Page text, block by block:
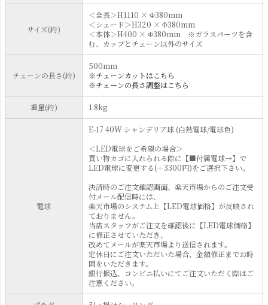
サイズ(約)
＜全長＞H1110 × Φ380mm
＜シェード＞H320 × Φ380mm
＜本体＞H400 × Φ380mm ※ガラスパーツを含
む、カップとチェーン以外のサイズ
チェーンの長さ(約)
500mm
※チェーンカットはこちら
※チェーンの長さ調整はこちら
重量(約) 1.8kg
電球
E-17 40W シャンデリア球 (白熱電球/電球色)
＜LED電球をご希望の場合＞
買い物カゴに入れられる際に【■付属電球→】で
LED電球に変更する(＋3300円)をご選択下さい。
決済時のご注文確認画面、楽天市場からのご注文受
付メール配信時には、
楽天市場のシステム上【LED電球価格】が反映され
ておりません。
当店スタッフがご注文を確認後に【LED電球価格】
に修正させていただき、
改めてメールが楽天市場より送信されます。
定休日にご注文いただいた場合、金額修正までお時
間をいただきます。
銀行振込、コンビニ払いにてご注文いただく際はご
注意ください。